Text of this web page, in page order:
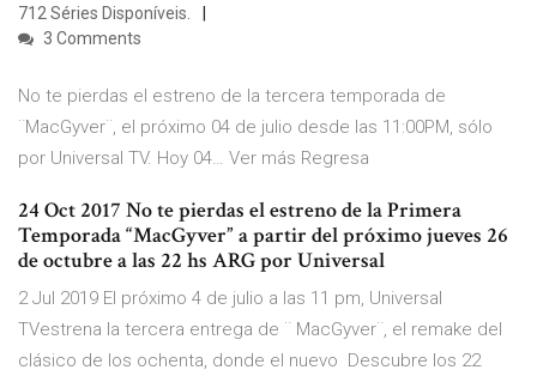
712 Séries Disponíveis.
3 Comments
No te pierdas el estreno de la tercera temporada de
¨MacGyver¨, el próximo 04 de julio desde las 11:00PM, sólo
por Universal TV. Hoy 04… Ver más Regresa
24 Oct 2017 No te pierdas el estreno de la Primera
Temporada “MacGyver” a partir del próximo jueves 26
de octubre a las 22 hs ARG por Universal
2 Jul 2019 El próximo 4 de julio a las 11 pm, Universal
TVestrena la tercera entrega de ¨ MacGyver¨, el remake del
clásico de los ochenta, donde el nuevo Descubre los 22